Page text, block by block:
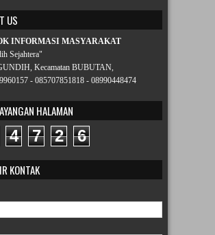
INFORMASI MASYARAKAT
Sejahtera"
Kecamatan BUBUTAN,
- 085707851818 - 08990448474
4 7 2 6